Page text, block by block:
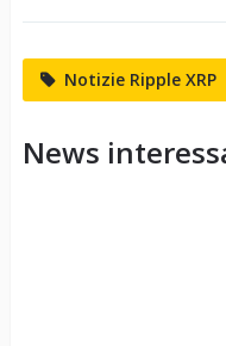
Notizie Ripple XRP
News